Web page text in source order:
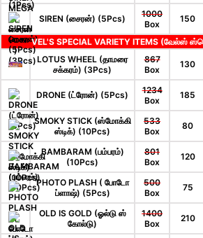
SIREN (சைரன்) (5Pcs)
1000
Box
150
VEL'S SPECIAL VARIETY ITEMS (வேல்ஸ்
LOTUS WHEEL (தாமரை
சக்கரம்) (3Pcs)
867
Box
130
DRONE (ட்ரோன்) (5Pcs)
1234
Box
185
SMOKY STICK (ஸ்மோக்கி
ஸ்டிக்) (10Pcs)
533
Box
80
BAMBARAM (பம்பரம்)
(10Pcs)
801
Box
120
PHOTO PLASH ( போடோ
ப்ளாஷ்) (5Pcs)
500
Box
75
OLD IS GOLD (ஓல்டு ஸ்
கோல்டு)
1400
Box
210